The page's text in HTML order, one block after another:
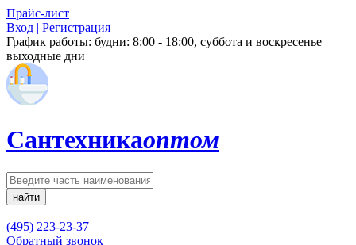
Прайс-лист
Вход | Регистрация
График работы: будни: 8:00 - 18:00, суббота и воскресенье
выходные дни
Сантехникаоптом
найти
(495) 223-23-37
Обратный звонок